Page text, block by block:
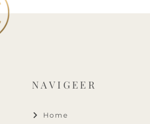
NAVIGEER
Home